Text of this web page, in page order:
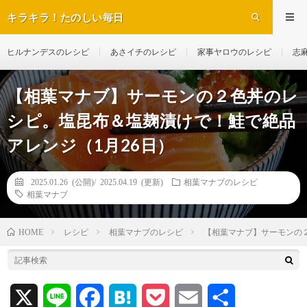
キラキラ！たのしい毎日
ヒルナンデスのレシピ あさイチのレシピ 家事ヤロウのレシピ 志
【相葉マナブ】サーモンの２色丼のレ
シピ。塩昆布＆塩麹漬けで！鮭で絶品
アレンジ（1月26日）
2025.01.26 (公開)/ 2025.04.19 (更新)
相葉マナブのレシピ
相葉マナブ
HOME レシピ 相葉マナブのレシピ 【相葉マナブ】サーモン